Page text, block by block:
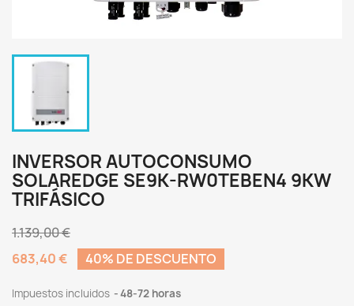
INVERSOR AUTOCONSUMO
SOLAREDGE SE9K-RW0TEBEN4 9KW
TRIFÁSICO
1.139,00 €
683,40 €
40% DE DESCUENTO
Impuestos incluidos 48-72 horas